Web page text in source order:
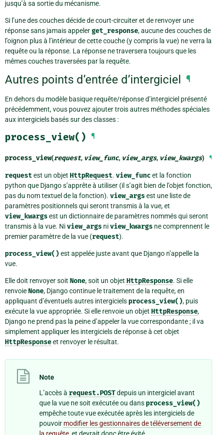
jusqu’à sa sortie du mécanisme.
Si l’une des couches décide de court-circuiter et de renvoyer une
réponse sans jamais appelerget_response, aucune des couches de
l’oignon plus à l’intérieur de cette couche (y compris la vue) ne verra la
requête ou la réponse. La réponse ne traversera toujours que les
mêmes couches traversées par la requête.
Autres points d’entrée d’intergiciel ¶
En dehors du modèle basique requête/réponse d’intergiciel présenté
précédemment, vous pouvez ajouter trois autres méthodes spéciales
aux intergiciels basés sur des classes :
process_view() ¶
process_view(request, view_func, view_args, view_kwargs) ¶
requestest un objet HttpRequest. view_funcet la fonction
python que Django s’apprête à utiliser (il s’agit bien de l’objet fonction,
pas du nom textuel de la fonction). view_argsest une liste de
paramètres positionnels qui seront transmis à la vue, et
view_kwargsest un dictionnaire de paramètres nommés qui seront
transmis à la vue. Niview_args niview_kwargs ne comprennent le
premier paramètre de la vue (request).
process_view() est appelée juste avant que Django n’appelle la
vue.
Elle doit renvoyer soit None, soit un objet HttpResponse. Si elle
renvoieNone, Django continue le traitement de la requête, en
appliquant d’éventuels autres intergiciels process_view(), puis
exécute la vue appropriée. Si elle renvoie un objet HttpResponse,
Django ne prend pas la peine d’appeler la vue correspondante ; il va
simplement appliquer les intergiciels de réponse à cet objet
HttpResponseet renvoyer le résultat.
Note
L’accès à request.POSTdepuis un intergiciel avant
que la vue ne soit exécutée ou dans process_view()
empêche toute vue exécutée après les intergiciels de
pouvoir modifier les gestionnaires de téléversement de